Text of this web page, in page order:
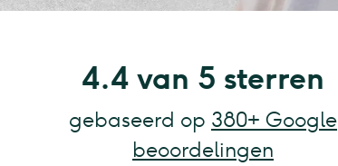
4.4 van 5 sterren
gebaseerd op 380+ Google
beoordelingen